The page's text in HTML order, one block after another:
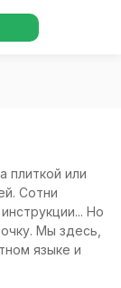
плиткой или
Сотни
Но
Мы здесь,
языке и